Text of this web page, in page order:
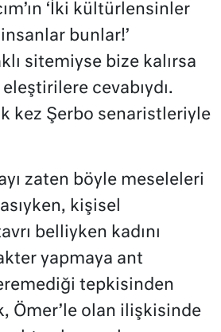
‘İki kültürlensinler
bunlar!’
sitemiyse bize kalırsa
cevabıydı.
ilk kez Şerbo senaristleriyle
zaten böyle meseleleri
kişisel
belliyken kadını
yapmaya ant
tepkisinden
Ömer’le olan ilişkisinde